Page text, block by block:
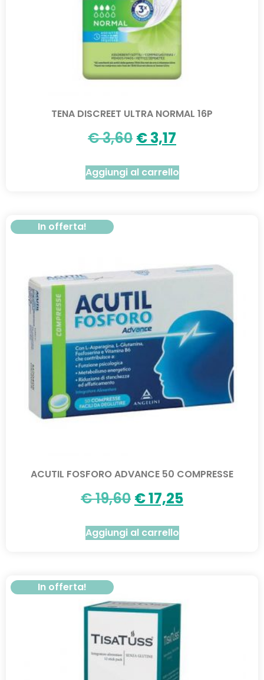
TENA DISCREET ULTRA NORMAL 16P
€3,60 €3,17
Aggiungi al carrello
In offerta!
ACUTIL FOSFORO ADVANCE 50 COMPRESSE
€19,60 €17,25
Aggiungi al carrello
In offerta!